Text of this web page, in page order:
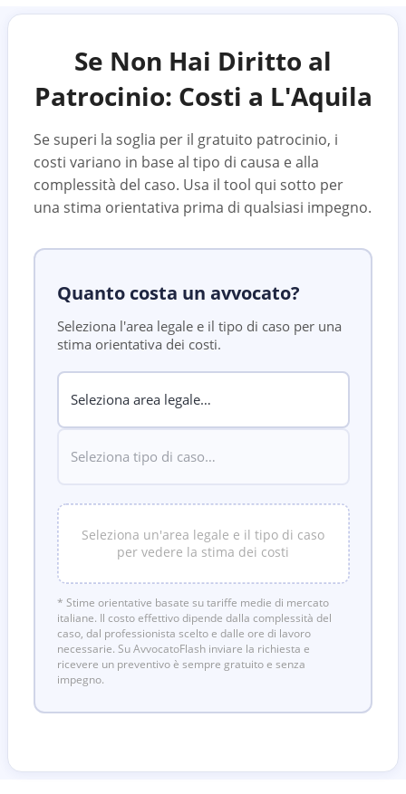
Se Non Hai Diritto al
Patrocinio: Costi a L'Aquila
Se superi la soglia per il gratuito patrocinio, i
costi variano in base al tipo di causa e alla
complessità del caso. Usa il tool qui sotto per
una stima orientativa prima di qualsiasi impegno.
Quanto costa un avvocato?
Seleziona l'area legale e il tipo di caso per una
stima orientativa dei costi.
Seleziona un'area legale e il tipo di caso
per vedere la stima dei costi
* Stime orientative basate su tariffe medie di mercato
italiane. Il costo effettivo dipende dalla complessità del
caso, dal professionista scelto e dalle ore di lavoro
necessarie. Su AvvocatoFlash inviare la richiesta e
ricevere un preventivo è sempre gratuito e senza
impegno.